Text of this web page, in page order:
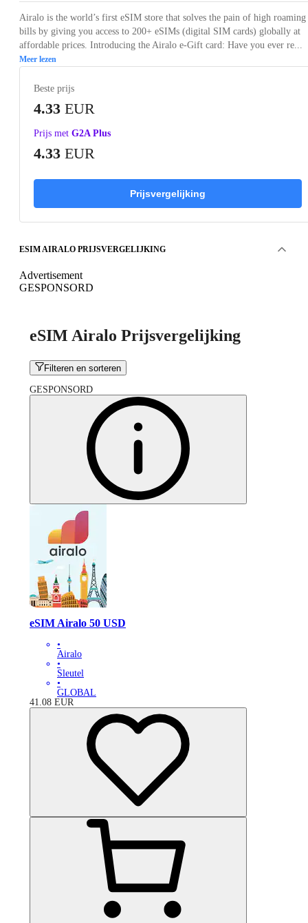
Airalo is the world’s first eSIM store that solves the pain of high roaming
bills by giving you access to 200+ eSIMs (digital SIM cards) globally at
affordable prices. Introducing the Airalo e-Gift card: Have you ever re...
Meer lezen
Beste prijs
4.33 EUR
Prijs met G2A Plus
4.33 EUR
Prijsvergelijking
ESIM AIRALO PRIJSVERGELIJKING
Advertisement
GESPONSORD
eSIM Airalo Prijsvergelijking
Filteren en sorteren
GESPONSORD
eSIM Airalo 50 USD
•
Airalo
•
Sleutel
•
GLOBAL
41.08 EUR